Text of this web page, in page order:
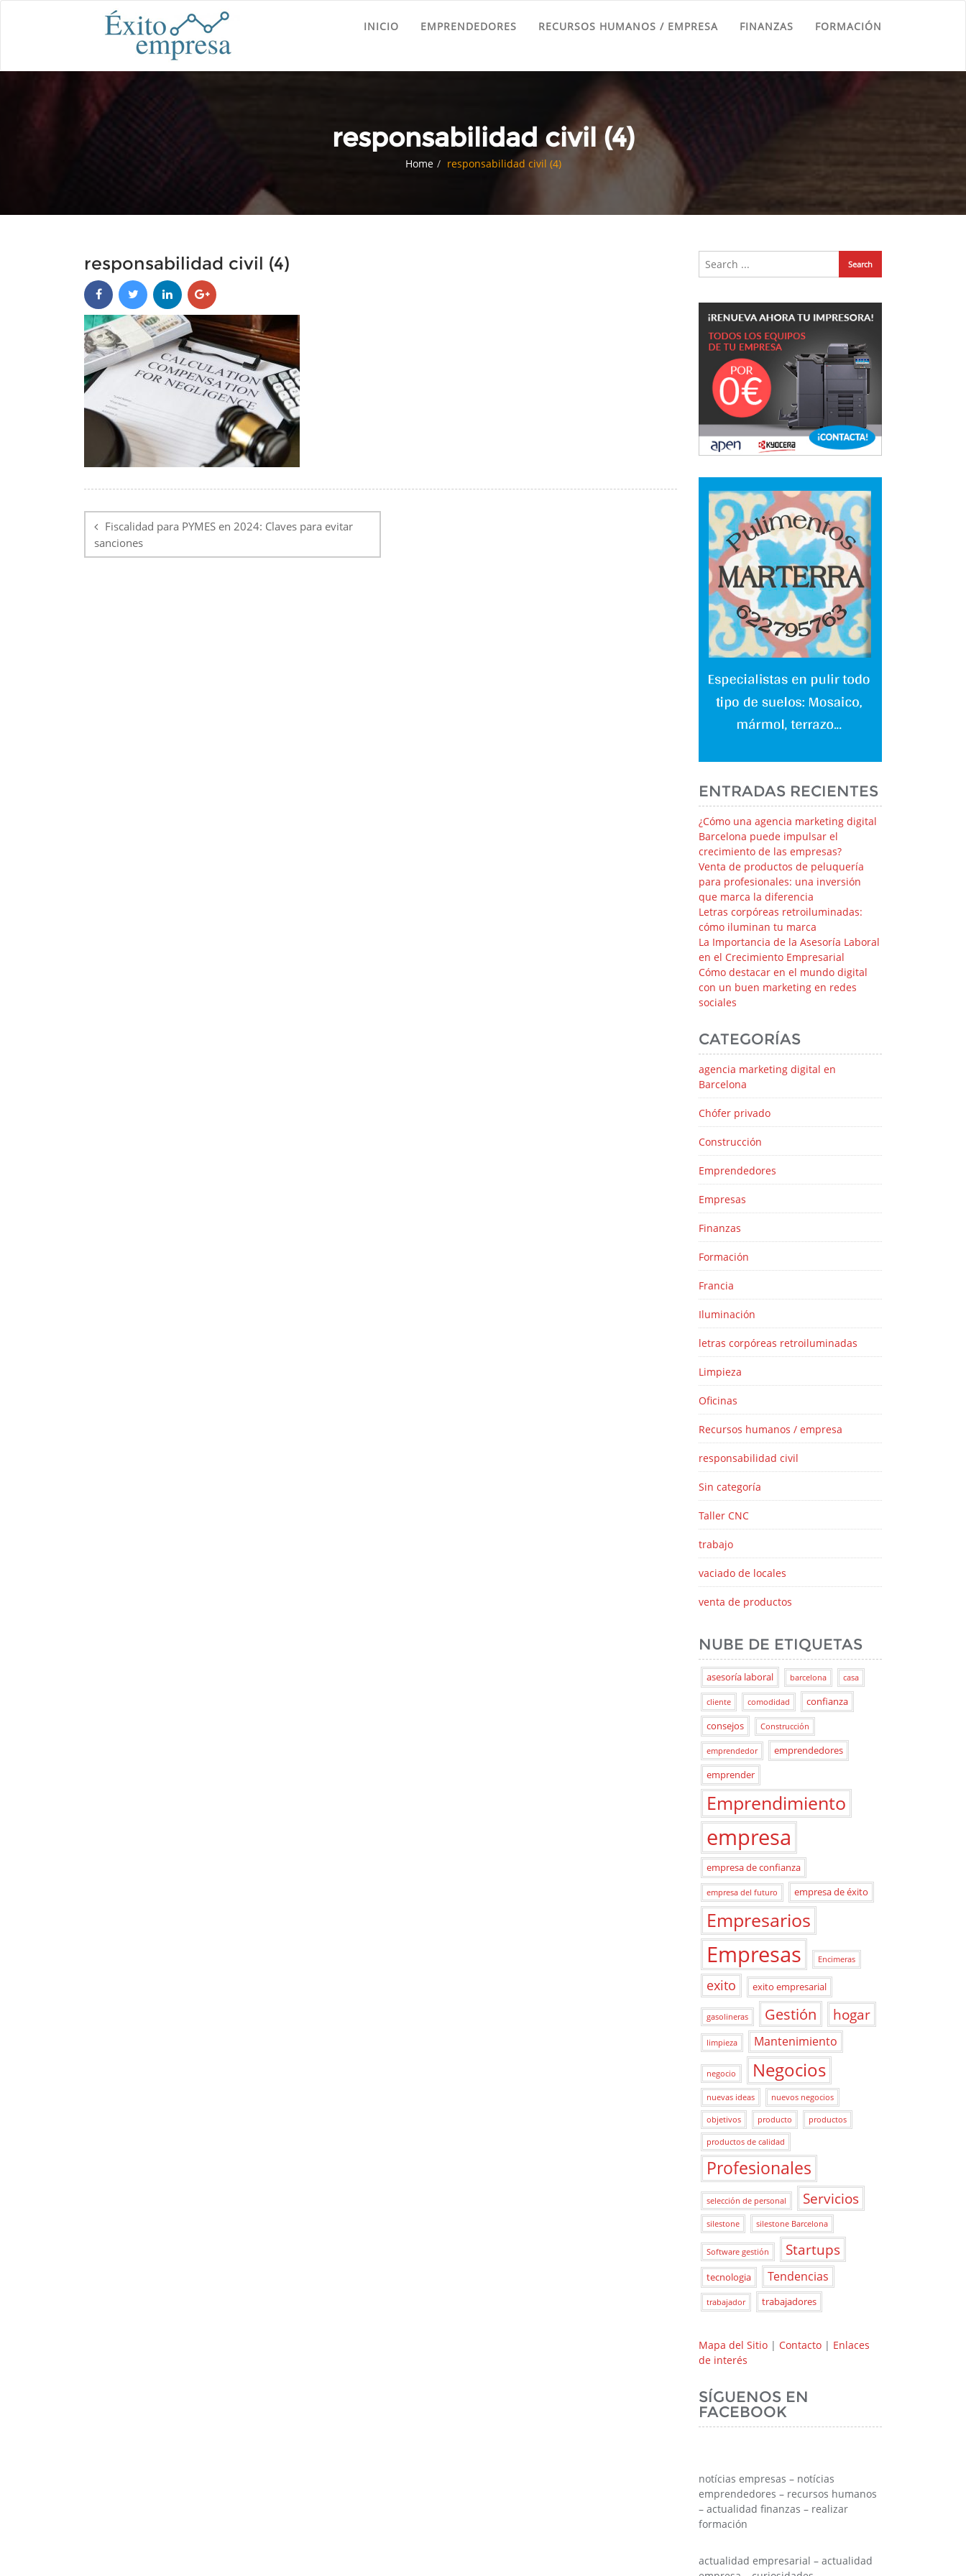
INICIO EMPRENDEDORES RECURSOS HUMANOS / EMPRESA FINANZAS FORMACIÓN
responsabilidad civil (4)
Home responsabilidad civil (4)
responsabilidad civil (4)
de
entradas
Fiscalidad para PYMES en 2024: Claves para evitar
sanciones
ENTRADAS RECIENTES
¿Cómo una agencia marketing digital
Barcelona puede impulsar el
crecimiento de las empresas?
Venta de productos de peluquería
para profesionales: una inversión
que marca la diferencia
Letras corpóreas retroiluminadas:
cómo iluminan tu marca
La Importancia de la Asesoría Laboral
en el Crecimiento Empresarial
Cómo destacar en el mundo digital
con un buen marketing en redes
sociales
CATEGORÍAS
agencia marketing digital en
Barcelona
Chófer privado
Construcción
Emprendedores
Empresas
Finanzas
Formación
Francia
Iluminación
letras corpóreas retroiluminadas
Limpieza
Oficinas
Recursos humanos / empresa
responsabilidad civil
Sin categoría
Taller CNC
trabajo
vaciado de locales
venta de productos
NUBE DE ETIQUETAS
asesoría laboral barcelona casa
cliente comodidad
confianza
consejos
Construcción
emprendedor
emprendedores
emprender
Emprendimiento
empresa
empresa de confianza
empresa del futuro empresa de éxito
Empresarios
Empresas Encimeras
exito exito empresarial
gasolineras Gestión hogar
limpieza Mantenimiento
negocio Negocios
nuevas ideas nuevos negocios
objetivos producto productos
productos de calidad
Profesionales
selección de personal Servicios
silestone silestone Barcelona
Software gestión Startups
tecnologia Tendencias
trabajador trabajadores
Mapa del Sitio | Contacto | Enlaces
de interés
SÍGUENOS EN
FACEBOOK
notícias empresas – notícias
emprendedores – recursos humanos
– actualidad finanzas – realizar
formación
actualidad empresarial – actualidad